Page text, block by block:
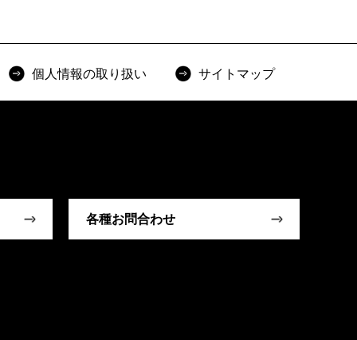
個人情報の取り扱い サイトマップ
各種お問合わせ